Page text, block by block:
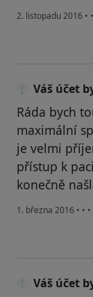
2. listopadu 2016 • •
Váš účet
Ráda bych
maximální
je velmi
přístup k
konečně
1. března 2016 • • •
Váš účet